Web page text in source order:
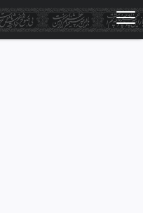
Skip
to
main